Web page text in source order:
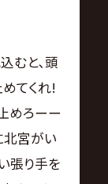
かったん
たのか?
ょっかい
けどよ､
俺は今日
ニアの中